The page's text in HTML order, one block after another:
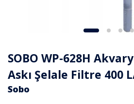
SOBO WP-628H
Askı Şelale Filtre 400
Sobo